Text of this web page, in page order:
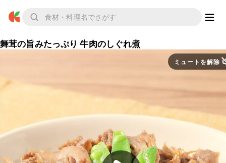
舞茸の旨みたっぷり 牛肉のしぐれ煮
ミュートを解除